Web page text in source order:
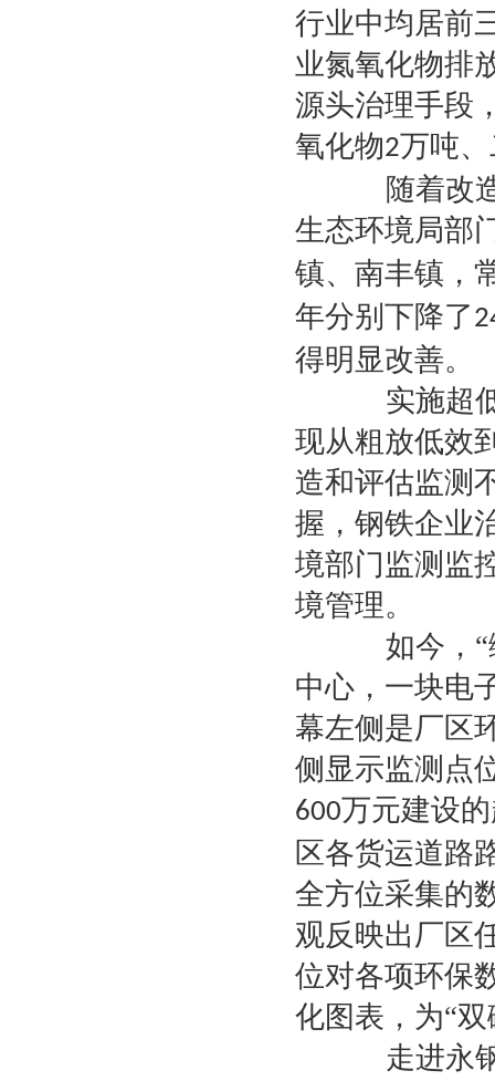
行业中均居前
业氮氧化物排
源头治理手段
氧化物2万吨
随着改造
生态环境局部
镇、南丰镇，
年分别下降了
得明显改善。
实施超低
现从粗放低效
造和评估监测
握，钢铁企业
境部门监测监
境管理。
如今，“绿
中心，一块电
幕左侧是厂区
侧显示监测点
600万元建设
区各货运道路
全方位采集的
观反映出厂区
位对各项环保
化图表，为“
走进永钢